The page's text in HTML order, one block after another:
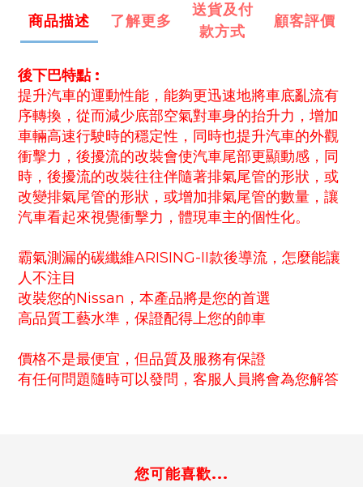
商品描述 了解更多
送貨及付
款方式
顧客評價
後下巴特點 :
提升汽車的運動性能，能夠更迅速地將車底亂流有
序轉換，從而減少底部空氣對車身的抬升力，增加
車輛高速行駛時的穩定性，同時也提升汽車的外觀
衝擊力，後擾流的改裝會使汽車尾部更顯動感，同
時，後擾流的改裝往往伴隨著排氣尾管的形狀，或
改變排氣尾管的形狀，或增加排氣尾管的數量，讓
汽車看起來視覺衝擊力，體現車主的個性化。
霸氣測漏的碳纖維ARISING-II款後導流，怎麼能讓
人不注目
改裝您的Nissan，本產品將是您的首選
高品質工藝水準，保證配得上您的帥車
價格不是最便宜，但品質及服務有保證
有任何問題隨時可以發問，客服人員將會為您解答
您可能喜歡...